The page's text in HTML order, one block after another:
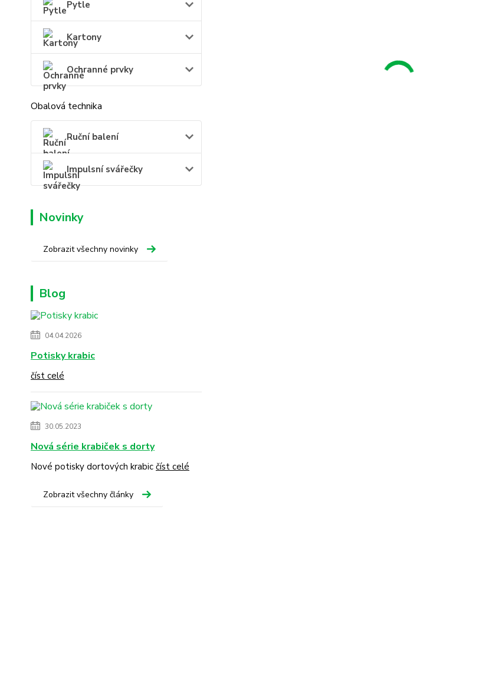
Pytle
Kartony
Ochranné prvky
Obalová technika
Ruční balení
Impulsní svářečky
Novinky
Zobrazit všechny novinky
Blog
04.04.2026
Potisky krabic
číst celé
30.05.2023
Nová série krabiček s dorty
Nové potisky dortových krabic číst celé
Zobrazit všechny články